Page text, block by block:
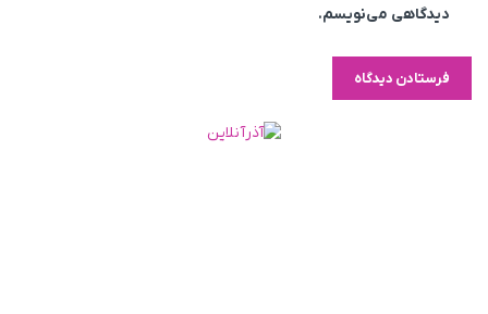
دیدگاهی می‌نویسم.